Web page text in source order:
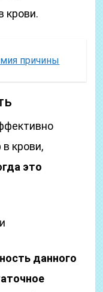
крови.
причины
крови,
это
данного